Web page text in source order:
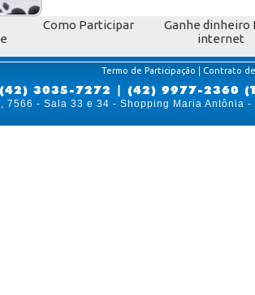
Como Participar
Ganhe dinheiro
internet
Termo de Participação | Contrato
- (42) 3035-7272 | (42) 9977-2360
7566 - Sala 33 e 34 - Shopping Maria Antônia -